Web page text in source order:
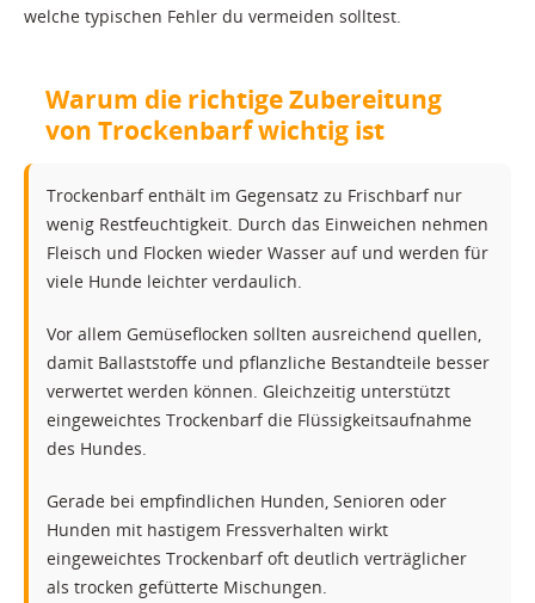
welche typischen Fehler du vermeiden solltest.
Warum die richtige Zubereitung
von Trockenbarf wichtig ist
Trockenbarf enthält im Gegensatz zu Frischbarf nur
wenig Restfeuchtigkeit. Durch das Einweichen nehmen
Fleisch und Flocken wieder Wasser auf und werden für
viele Hunde leichter verdaulich.
Vor allem Gemüseflocken sollten ausreichend quellen,
damit Ballaststoffe und pflanzliche Bestandteile besser
verwertet werden können. Gleichzeitig unterstützt
eingeweichtes Trockenbarf die Flüssigkeitsaufnahme
des Hundes.
Gerade bei empfindlichen Hunden, Senioren oder
Hunden mit hastigem Fressverhalten wirkt
eingeweichtes Trockenbarf oft deutlich verträglicher
als trocken gefütterte Mischungen.